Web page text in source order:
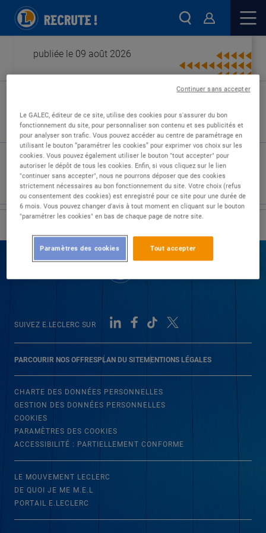
publiée le 09 août 2026
Type de contrat :
Expérience :
Études :
PARCOURIR NOS OFFRESPLAN DU SITEMENTIONS LÉGALES
SUIVEZ E.LECLERC SUR
CHARTE DES DONNÉES PERSONNELLES
GESTION DES DONNÉES PERSONNELLES
COOKIES
PARAMÈTRES DES COOKIES
ACCESSIBILITÉ : PARTIELLEMENT CONFORME
LE MOUVEMENT LECLERC
DE QUOI JE ME M.E.L
PORTAIL E.LECLERC
Le GALEC, éditeur de ce site, utilise des cookies pour s'assurer du bon
fonctionnement du site, pour personnaliser son contenu et ses publicités et
pour analyser son trafic. Vous pouvez accéder au centre de paramétrage en
utilisant le bouton “paramétrer les cookies” pour exprimer vos choix sur les
cookies. Vous pouvez également utiliser le bouton "tout accepter" pour
autoriser le dépôt de tous les cookies. Enfin, si vous cliquez sur le lien
"continuer sans accepter", nous ne pourrons déposer que des cookies
strictement nécessaires au bon fonctionnement du site. Votre choix (refus
ou consentement des cookies) est enregistré pour ce site pour une durée de
6 mois. Vous pouvez changer d'avis à tout moment en cliquant sur le bouton
"paramétrer les cookies" en bas de chaque page de notre site.
Tout accepter
Paramètres des cookies
Continuer sans accepter